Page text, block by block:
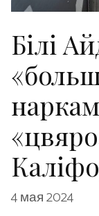
Білі
4 мая 2024